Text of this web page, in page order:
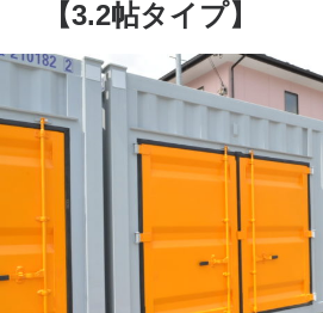
【3.2帖タイプ】